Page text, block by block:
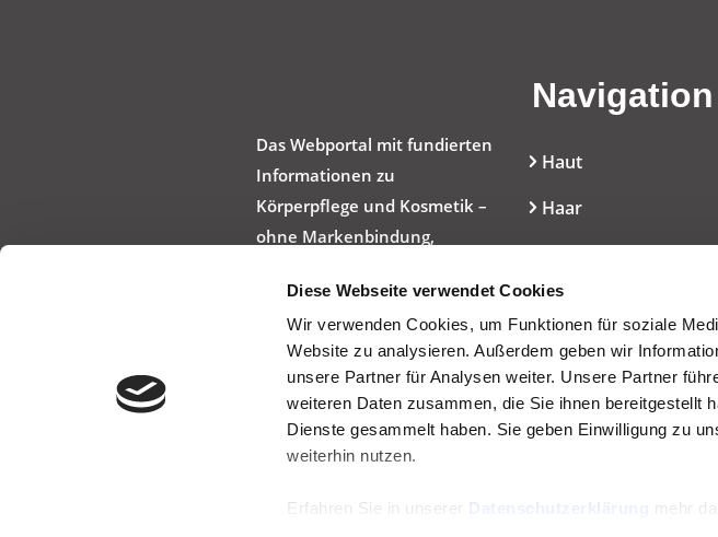
Diese Webseite verwendet Cookies
Wir verwenden Cookies, um Funktionen für soziale
Website zu analysieren. Außerdem geben wir
unsere Partner für Analysen weiter. Unsere Partner
weiteren Daten zusammen, die Sie ihnen bereitgestellt
Dienste gesammelt haben. Sie geben Einwilligung zu
weiterhin nutzen.
Erfahren Sie in unserer Datenschutzerklärung
mehr
Das Webportal mit fundierten
Informationen zu
Körperpflege und Kosmetik –
ohne Markenbindung,
Navigation
Haut
Haar
Dekoratives
Düfte
Inhaltsstoffe/INCI
Wissen